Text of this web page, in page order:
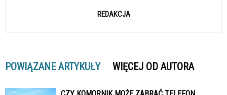
REDAKCJA
POWIĄZANE ARTYKUŁY WIĘCEJ OD AUTORA